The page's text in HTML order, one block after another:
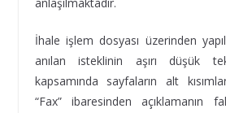
İhale işlem dosyası üzerinden
anılan isteklinin aşırı düşük
kapsamında sayfaların alt
“Fax” ibaresinden açıklamanın